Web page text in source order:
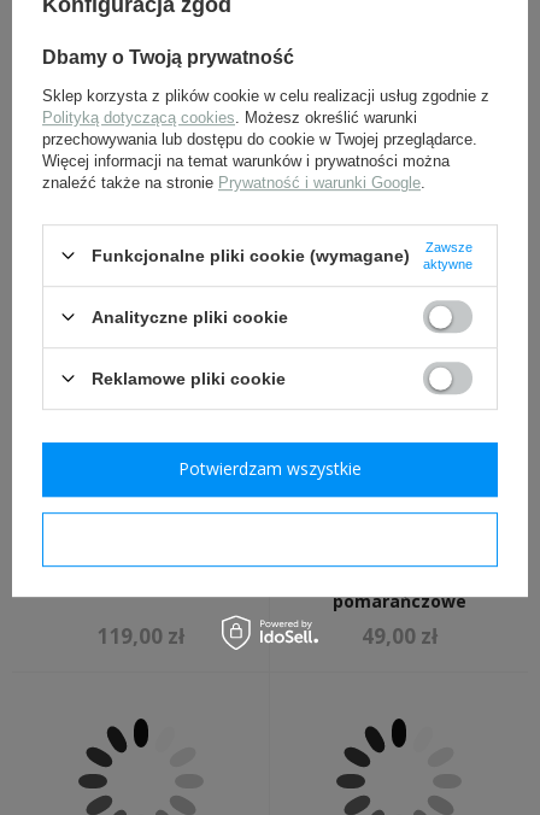
Farba Spray 400 ml -
Schwarz
29,00 zł
Nit do hełmów
niemieckich - nit +
podkładka
6,50 zł
Wkład do hełmu M35 M40
119,00 zł
Patki żandarmerii
pomarańczowe
49,00 zł
Konfiguracja zgód
Dbamy o Twoją prywatność
Sklep korzysta z plików cookie w celu realizacji usług zgodnie z
Polityką dotyczącą cookies . Możesz określić warunki
przechowywania lub dostępu do cookie w Twojej przeglądarce.
Więcej informacji na temat warunków i prywatności można
znaleźć także na stronie Prywatność i warunki Google
Funkcjonalne pliki cookie (wymagane)
Zawsze
aktywne
Analityczne pliki cookie
Reklamowe pliki cookie
Potwierdzam wszystkie